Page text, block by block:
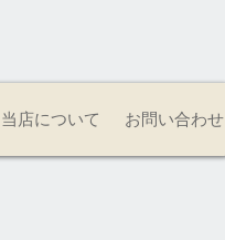
当店について お問い合わせ